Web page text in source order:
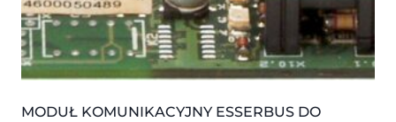
MODUŁ KOMUNIKACYJNY ESSERBUS DO